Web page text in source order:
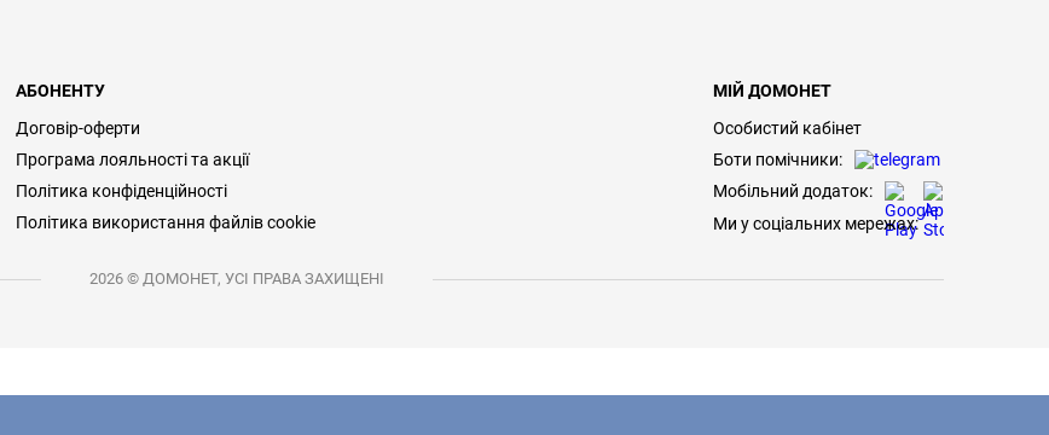
АБОНЕНТУ
Договір-оферти
Програма лояльності та акції
Політика конфіденційності
Політика використання файлів cookie
МІЙ ДОМОНЕТ
Особистий кабінет
Боти помічники:
Мобільний додаток:
Ми у соціальних мережах:
2026 © ДОМОНЕТ, УСІ ПРАВА ЗАХИЩЕНІ